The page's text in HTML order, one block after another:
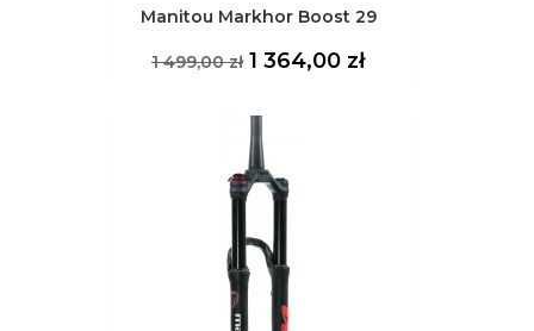
Manitou Markhor Boost 29
Cena
1 499,00 zł Cena
1 364,00 zł